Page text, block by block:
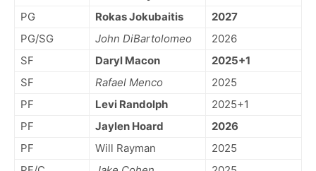
PG
Rokas Jokubaitis
2027
PG/SG
John DiBartolomeo
2026
SF
Daryl Macon
2025+1
SF
Rafael Menco
2025
PF
Levi Randolph
2025+1
PF
Jaylen Hoard
2026
PF
Will Rayman
2025